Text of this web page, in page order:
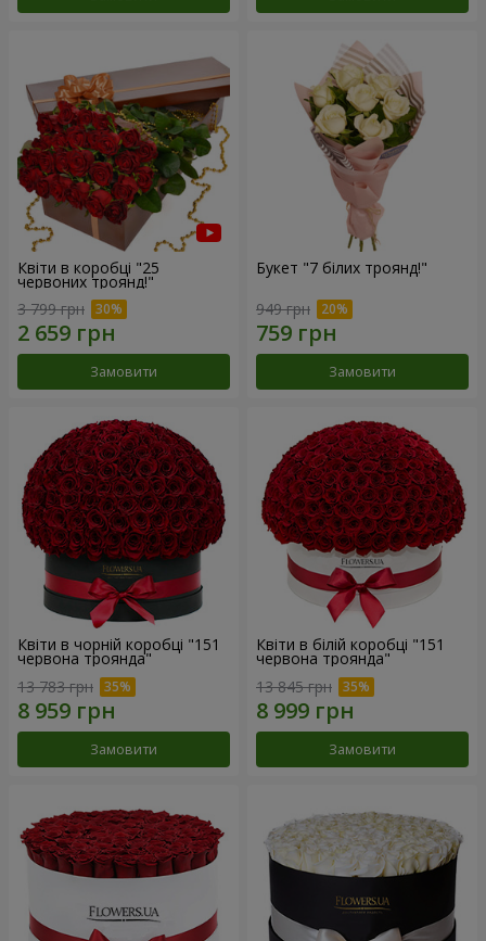
Квіти в коробці "25
червоних троянд!"
3 799 грн
Замовити
Букет "7 білих троянд!"
949 грн
Замовити
Квіти в чорній коробці "151
червона троянда"
13 783 грн
Замовити
Квіти в білій коробці "151
червона троянда"
13 845 грн
Замовити